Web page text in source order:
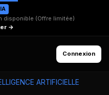
disponible (Offre limitée)
→
Connexion
ARTIFICIELLE